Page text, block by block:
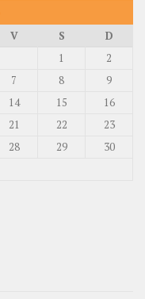
V S
D
1
2
7 8
9
14 15
16
21 22
23
28 29
30